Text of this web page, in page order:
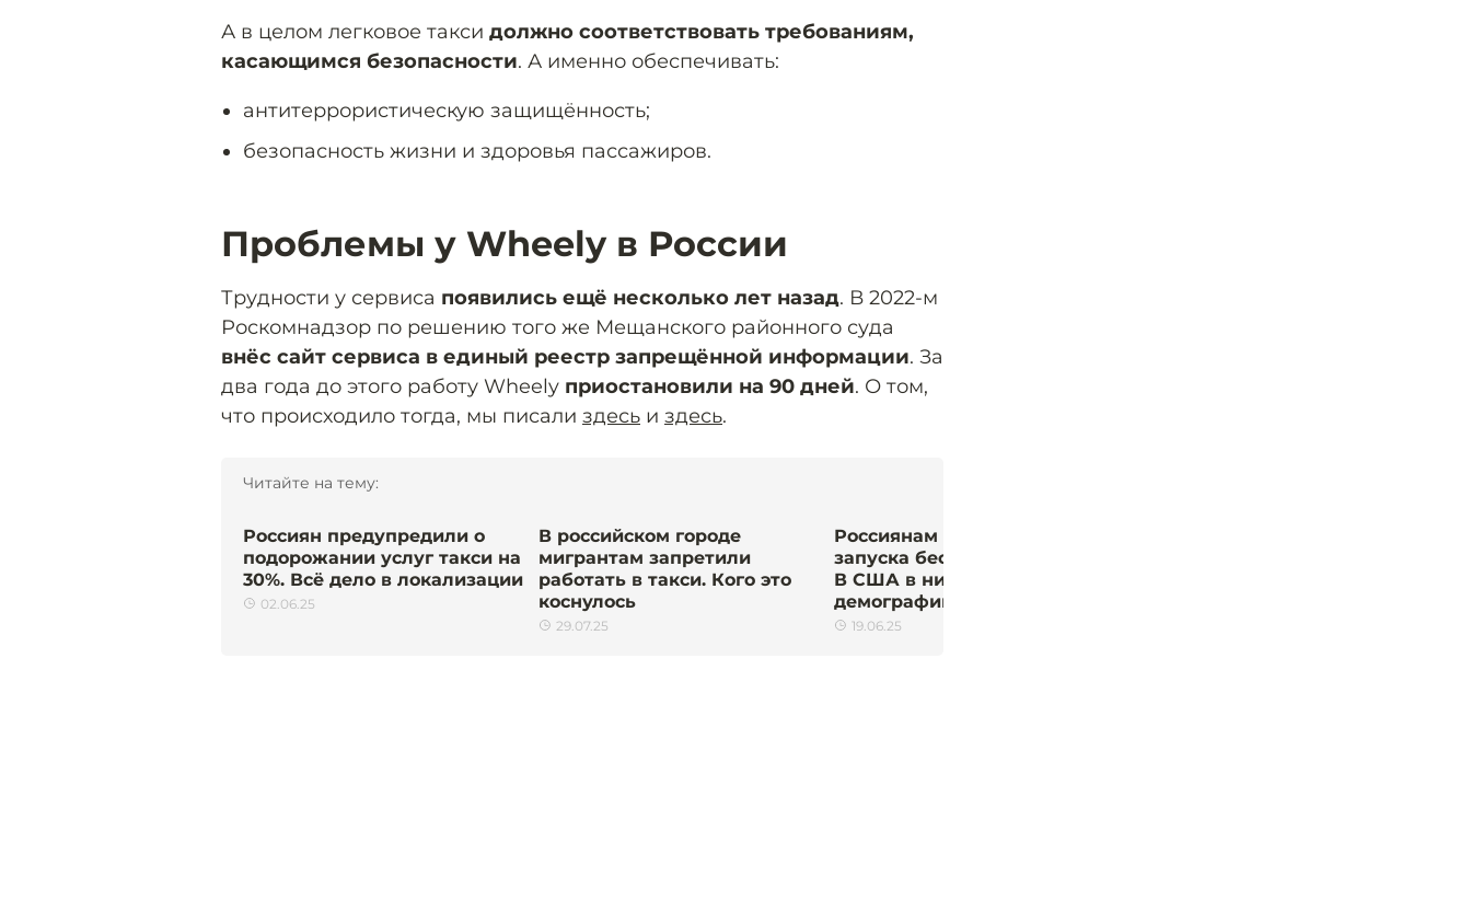
А в целом легковое такси должно соответствовать требованиям,
касающимся безопасности. А именно обеспечивать:
антитеррористическую защищённость;
безопасность жизни и здоровья пассажиров.
Проблемы у Wheely в России
Трудности у сервиса появились ещё несколько лет назад. В 2022-м
Роскомнадзор по решению того же Мещанского районного суда
внёс сайт сервиса в единый реестр запрещённой информации. За
два года до этого работу Wheely приостановили на 90 дней. О том,
что происходило тогда, мы писали здесь и здесь.
Читайте на тему:
Россиян предупредили о
подорожании услуг такси на
30%. Всё дело в локализации
02.06.25
В российском городе
мигрантам запретили
работать в такси. Кого это
коснулось
29.07.25
Россиянам назвали сроки
запуска беспилотных такси.
В США в них уже «улучшают
демографию»
19.06.25